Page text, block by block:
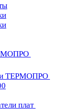
ТЕРМОПРО
плат